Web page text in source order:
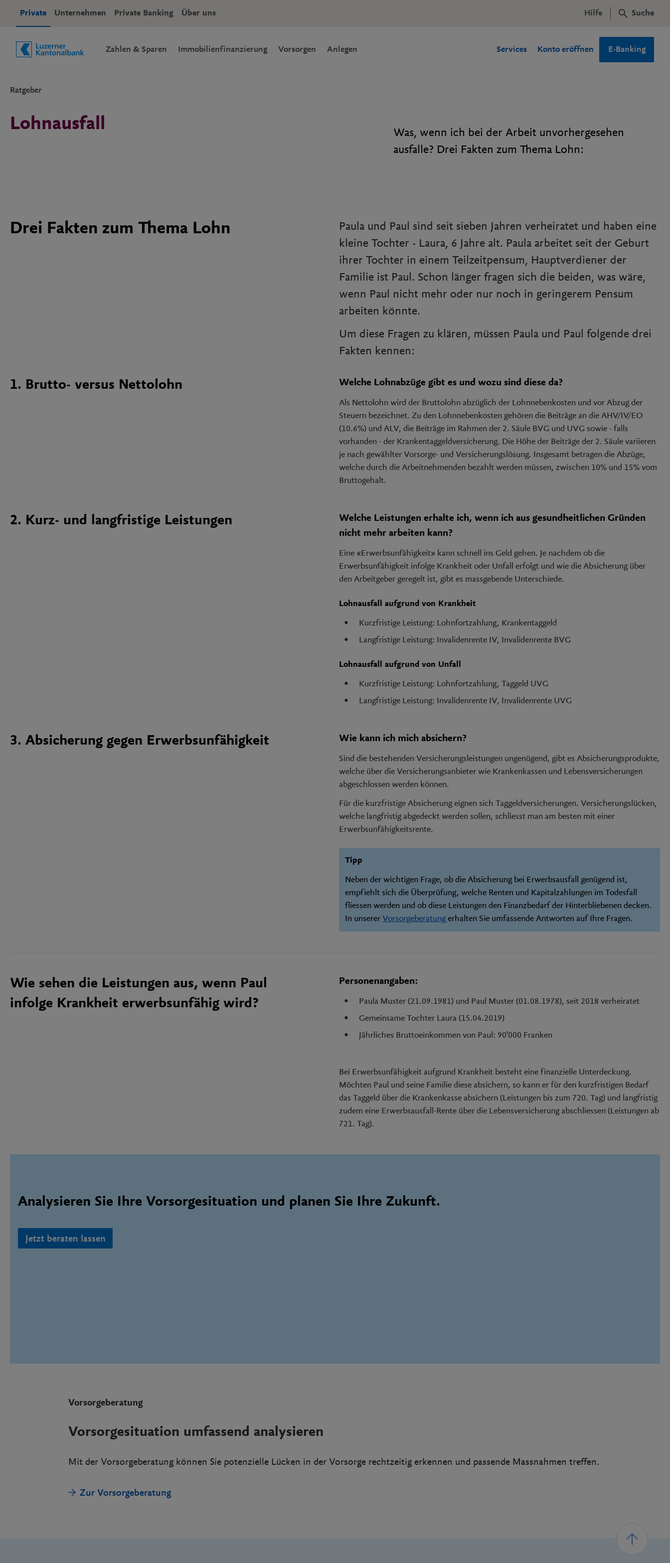
Private Unternehmen Private Banking Über uns Hilfe Suche
Zahlen & Sparen Immobilienfinanzierung Vorsorgen (aktiv)
Anlegen Services Konto eröffnen E-Banking
Ratgeber
Lohnausfall
Was, wenn ich bei der Arbeit unvorhergesehen
Drei Fakten zum Thema Lohn
Paula und Paul sind seit sieben Jahren verheiratet und haben eine
kleine Tochter - Laura, 6 Jahre alt. Paula arbeitet seit der Geburt
ihrer Tochter in einem Teilzeitpensum, Hauptverdiener der
Familie ist Paul. Schon länger fragen sich die beiden, was wäre,
wenn Paul nicht mehr oder nur noch in geringerem Pensum
arbeiten könnte.
Um diese Fragen zu klären, müssen Paula und Paul folgende drei
Fakten kennen:
1. Brutto- versus Nettolohn Welche Lohnabzüge gibt es und wozu sind diese da?
Als Nettolohn wird der Bruttolohn abzüglich der Lohnnebenkosten und vor Abzug der
Steuern bezeichnet. Zu den Lohnnebenkosten gehören die Beiträge an die AHV/IV/EO
(10.6%) und ALV, die Beiträge im Rahmen der 2. Säule BVG und UVG sowie - falls
vorhanden - der Krankentaggeldversicherung. Die Höhe der Beiträge der 2. Säule variieren
je nach gewählter Vorsorge- und Versicherungslösung. Insgesamt betragen die Abzüge,
welche durch die Arbeitnehmenden bezahlt werden müssen, zwischen 10% und 15% vom
Bruttogehalt.
2. Kurz- und langfristige Leistungen
Welche Leistungen erhalte ich, wenn ich aus gesundheitlichen Gründen
nicht mehr arbeiten kann?
Eine «Erwerbsunfähigkeit» kann schnell ins Geld gehen. Je nachdem ob die
Erwerbsunfähigkeit infolge Krankheit oder Unfall erfolgt und wie die Absicherung über
den Arbeitgeber geregelt ist, gibt es massgebende Unterschiede.
Lohnausfall aufgrund von Krankheit
Kurzfristige Leistung: Lohnfortzahlung, Krankentaggeld
Langfristige Leistung: Invalidenrente IV, Invalidenrente BVG
Lohnausfall aufgrund von Unfall
Kurzfristige Leistung: Lohnfortzahlung, Taggeld UVG
Langfristige Leistung: Invalidenrente IV, Invalidenrente UVG
3. Absicherung gegen Erwerbsunfähigkeit Wie kann ich mich absichern?
Sind die bestehenden Versicherungsleistungen ungenügend, gibt es Absicherungsprodukte,
welche über die Versicherungsanbieter wie Krankenkassen und Lebensversicherungen
abgeschlossen werden können.
Für die kurzfristige Absicherung eignen sich Taggeldversicherungen. Versicherungslücken,
welche langfristig abgedeckt werden sollen, schliesst man am besten mit einer
Erwerbsunfähigkeitsrente.
Tipp
Neben der wichtigen Frage, ob die Absicherung bei Erwerbsausfall genügend ist,
empfiehlt sich die Überprüfung, welche Renten und Kapitalzahlungen im Todesfall
fliessen werden und ob diese Leistungen den Finanzbedarf der Hinterbliebenen decken.
In unserer Vorsorgeberatung erhalten Sie umfassende Antworten auf Ihre Fragen.
Wie sehen die Leistungen aus, wenn Paul
infolge Krankheit erwerbsunfähig wird?
Personenangaben:
Paula Muster (21.09.1981) und Paul Muster (01.08.1978), seit 2018 verheiratet
Gemeinsame Tochter Laura (15.04.2019)
Jährliches Bruttoeinkommen von Paul: 90'000 Franken
Bei Erwerbsunfähigkeit aufgrund Krankheit besteht eine finanzielle Unterdeckung.
Möchten Paul und seine Familie diese absichern, so kann er für den kurzfristigen Bedarf
das Taggeld über die Krankenkasse absichern (Leistungen bis zum 720. Tag) und langfristig
zudem eine Erwerbsausfall-Rente über die Lebensversicherung abschliessen (Leistungen ab
721. Tag).
Analysieren Sie Ihre Vorsorgesituation und planen Sie Ihre Zukunft.
Jetzt beraten lassen
Vorsorgeberatung
Vorsorgesituation umfassend analysieren
Mit der Vorsorgeberatung können Sie potenzielle Lücken in der Vorsorge rechtzeitig erkennen und passende Massnahmen treffen.
Zur Vorsorgeberatung